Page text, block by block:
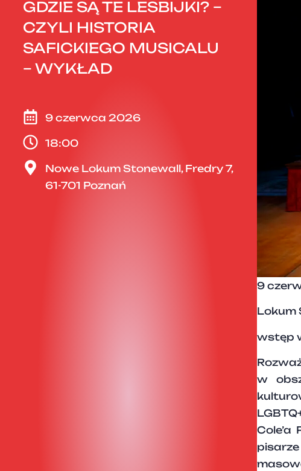
GDZIE SĄ TE LESBIJKI? –
CZYLI HISTORIA
SAFICKIEGO MUSICALU
– WYKŁAD
9 czerwca 2026
18:00
Nowe Lokum Stonewall, Fredry 7,
61-701 Poznań
9
Lokum
wstęp
w
Cole’a